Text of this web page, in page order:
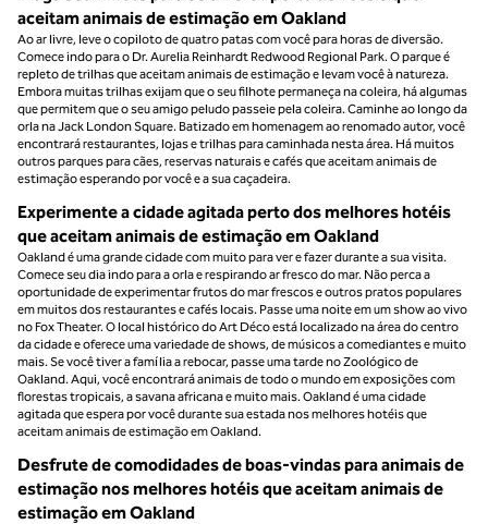
aceitam animais de estimação em Oakland
Ao ar livre, leve o copiloto de quatro patas com você para horas de diversão.
Comece indo para o Dr. Aurelia Reinhardt Redwood Regional Park. O parque é
repleto de trilhas que aceitam animais de estimação e levam você à natureza.
Embora muitas trilhas exijam que o seu filhote permaneça na coleira, há algumas
que permitem que o seu amigo peludo passeie pela coleira. Caminhe ao longo da
orla na Jack London Square. Batizado em homenagem ao renomado autor, você
encontrará restaurantes, lojas e trilhas para caminhada nesta área. Há muitos
outros parques para cães, reservas naturais e cafés que aceitam animais de
estimação esperando por você e a sua caçadeira.
Experimente a cidade agitada perto dos melhores hotéis
que aceitam animais de estimação em Oakland
Oakland é uma grande cidade com muito para ver e fazer durante a sua visita.
Comece seu dia indo para a orla e respirando ar fresco do mar. Não perca a
oportunidade de experimentar frutos do mar frescos e outros pratos populares
em muitos dos restaurantes e cafés locais. Passe uma noite em um show ao vivo
no Fox Theater. O local histórico do Art Déco está localizado na área do centro
da cidade e oferece uma variedade de shows, de músicos a comediantes e muito
mais. Se você tiver a família a rebocar, passe uma tarde no Zoológico de
Oakland. Aqui, você encontrará animais de todo o mundo em exposições com
florestas tropicais, a savana africana e muito mais. Oakland é uma cidade
agitada que espera por você durante sua estada nos melhores hotéis que
aceitam animais de estimação em Oakland.
Desfrute de comodidades de boas-vindas para animais de
estimação nos melhores hotéis que aceitam animais de
estimação em Oakland